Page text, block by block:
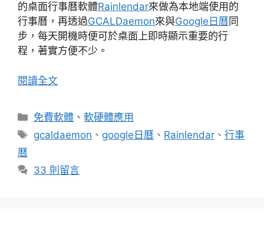
的桌面行事曆軟體Rainlendar來做為本地端使用的
行事曆，再透過GCALDaemon來與Google日曆 同
步，每天開機時便可於桌面上即時顯示重要的行
程，著實方便不少。
閱讀全文
分
免費軟體 、軟硬體應用
標
gcaldaemon 、 google日曆 、 Rainlendar 、行事
曆
33 則留言